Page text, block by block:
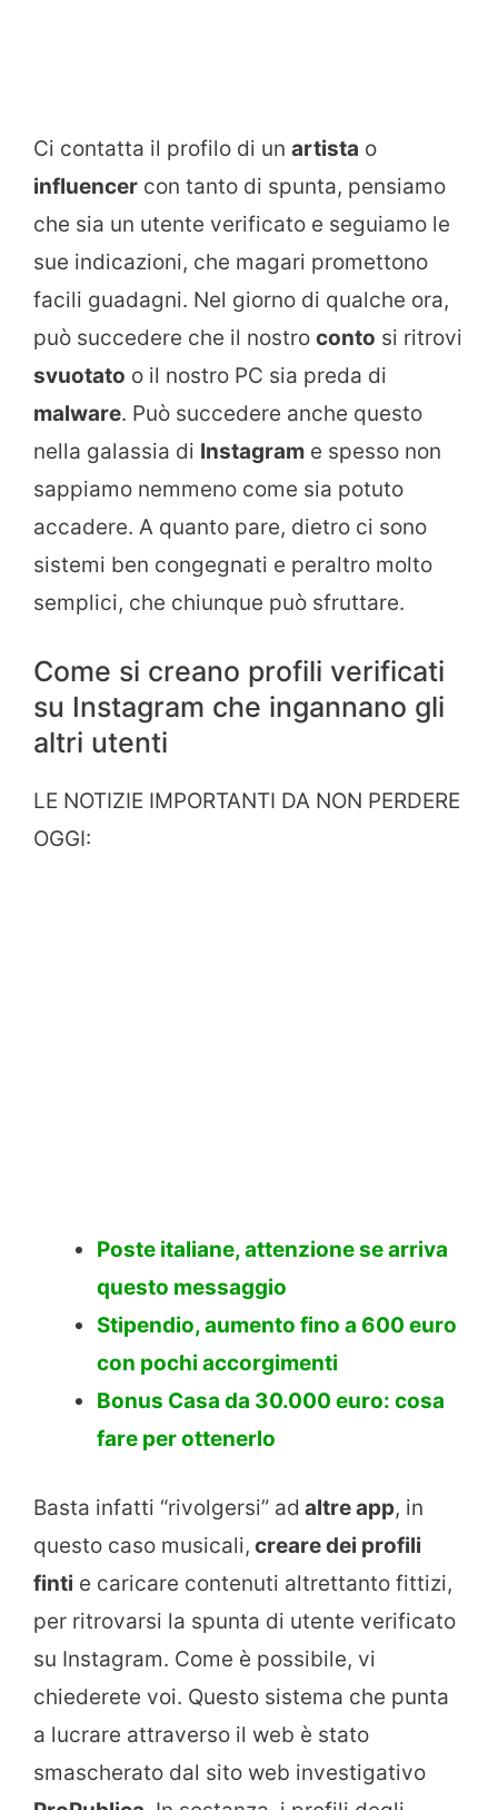
Ci contatta il profilo di un artista o
influencer con tanto di spunta, pensiamo
che sia un utente verificato e seguiamo le
sue indicazioni, che magari promettono
facili guadagni. Nel giorno di qualche ora,
può succedere che il nostro conto si ritrovi
svuotato o il nostro PC sia preda di
malware. Può succedere anche questo
nella galassia di Instagram e spesso non
sappiamo nemmeno come sia potuto
accadere. A quanto pare, dietro ci sono
sistemi ben congegnati e peraltro molto
semplici, che chiunque può sfruttare.
Come si creano profili verificati
su Instagram che ingannano gli
altri utenti
LE NOTIZIE IMPORTANTI DA NON PERDERE
OGGI:
Poste italiane, attenzione se arriva
questo messaggio
Stipendio, aumento fino a 600 euro
con pochi accorgimenti
Bonus Casa da 30.000 euro: cosa
fare per ottenerlo
Basta infatti “rivolgersi” ad altre app, in
questo caso musicali, creare dei profili
finti e caricare contenuti altrettanto fittizi,
per ritrovarsi la spunta di utente verificato
su Instagram. Come è possibile, vi
chiederete voi. Questo sistema che punta
a lucrare attraverso il web è stato
smascherato dal sito web investigativo